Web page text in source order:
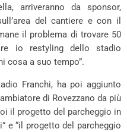
arriveranno da sponsor,
del cantiere e con il
il problema di trovare 50
io restyling dello stadio
cosa a suo tempo”.
Franchi, ha poi aggiunto
di Rovezzano da più
il progetto del parcheggio in
e “il progetto del parcheggio